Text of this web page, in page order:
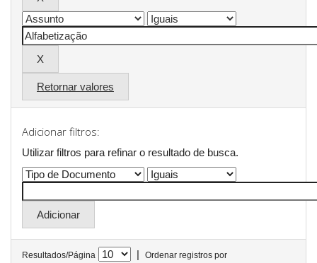
Retornar valores
Adicionar filtros:
Utilizar filtros para refinar o resultado de busca.
Resultados/Página |
Ordenar registros por